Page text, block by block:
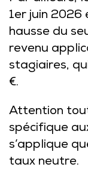
1er juin 2026
hausse du
revenu
stagiaires,
€.
Attention
spécifique
s’applique
taux neutre.